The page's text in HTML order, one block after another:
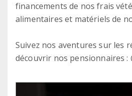
financements de nos frais
alimentaires et matériels de
Suivez nos aventures sur les
découvrir nos pensionnaires